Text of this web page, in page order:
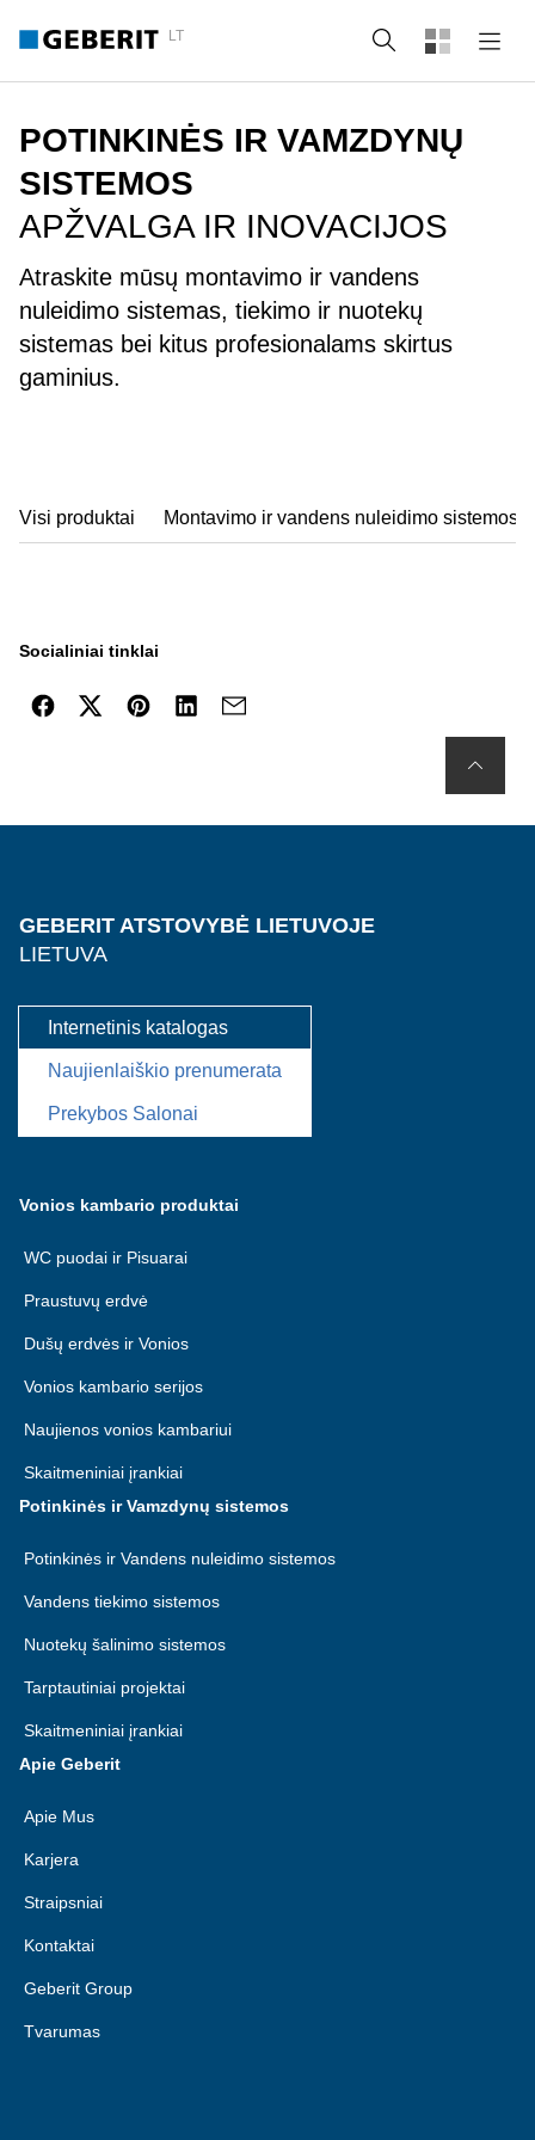
LT Paieška
POTINKINĖS IR VAMZDYNŲ
SISTEMOS
APŽVALGA IR INOVACIJOS
Atraskite mūsų montavimo ir vandens
nuleidimo sistemas, tiekimo ir nuotekų
sistemas bei kitus profesionalams skirtus
gaminius.
Visi produktai Montavimo ir vandens nuleidimo sistemos
Socialiniai tinklai
GEBERIT ATSTOVYBĖ LIETUVOJE
LIETUVA
Internetinis katalogas
Naujienlaiškio prenumerata
Prekybos Salonai
Vonios kambario produktai
WC puodai ir Pisuarai
Praustuvų erdvė
Dušų erdvės ir Vonios
Vonios kambario serijos
Naujienos vonios kambariui
Skaitmeniniai įrankiai
Potinkinės ir Vamzdynų sistemos
Potinkinės ir Vandens nuleidimo sistemos
Vandens tiekimo sistemos
Nuotekų šalinimo sistemos
Tarptautiniai projektai
Skaitmeniniai įrankiai
Apie Geberit
Apie Mus
Karjera
Straipsniai
Kontaktai
Geberit Group
Tvarumas